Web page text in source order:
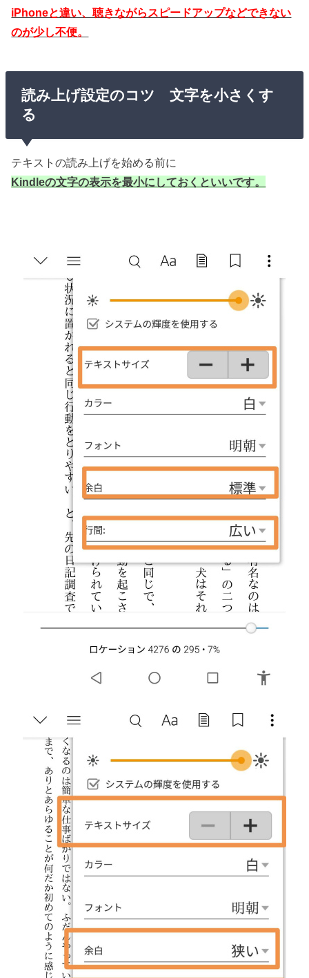
iPhoneと違い、聴きながらスピードアップなどできない
のが少し不便。
読み上げ設定のコツ 文字を小さくす
る
テキストの読み上げを始める前に
Kindleの文字の表示を最小にしておくといいです。